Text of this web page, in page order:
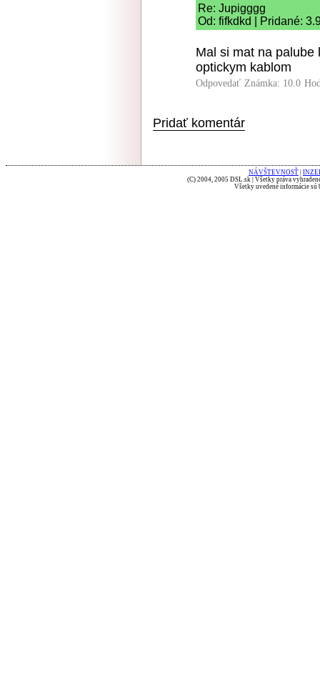
Re: Jupigggg
Od: fifkdkd | Pridané:
Mal si mat na palube
optickym kablom
Odpovedať Známka: 10.0
Pridať komentár
NÁVŠTEVNOSŤ
(C) 2004, 2005 DSL.sk | Všetky práva
Všetky uvedené informácie sú